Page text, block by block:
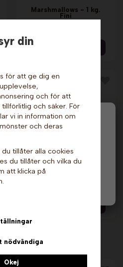
till Gottes!
moms) för hur våra priser
Marshmallows - 1 kg.
Fini
Träpinnar - 15 cm x
din
för att ge dig en
och för att
och säker. För
vi in information om
och deras
tillåter alla cookies
du tillåter och vilka du
att klicka på
nödvändiga
Okej